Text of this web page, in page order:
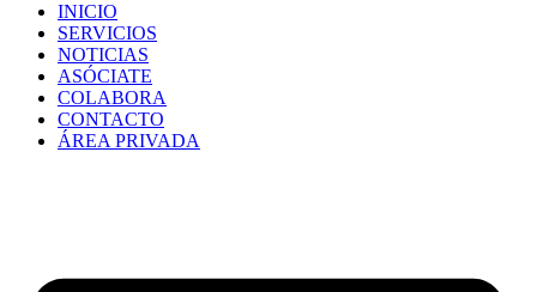
INICIO
SERVICIOS
NOTICIAS
ASÓCIATE
COLABORA
CONTACTO
ÁREA PRIVADA